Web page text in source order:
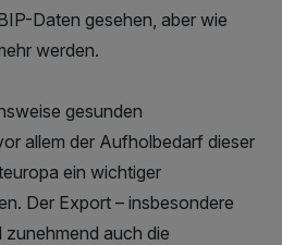
Daten gesehen, aber wie
werden.
gesunden
allem der Aufholbedarf dieser
ein wichtiger
Der Export – insbesondere
auch die